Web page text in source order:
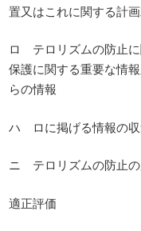
置又はこれに関する計
ロ テロリズムの防止
保護に関する重要な情
らの情報
ハ ロに掲げる情報の収
ニ テロリズムの防止
適正評価